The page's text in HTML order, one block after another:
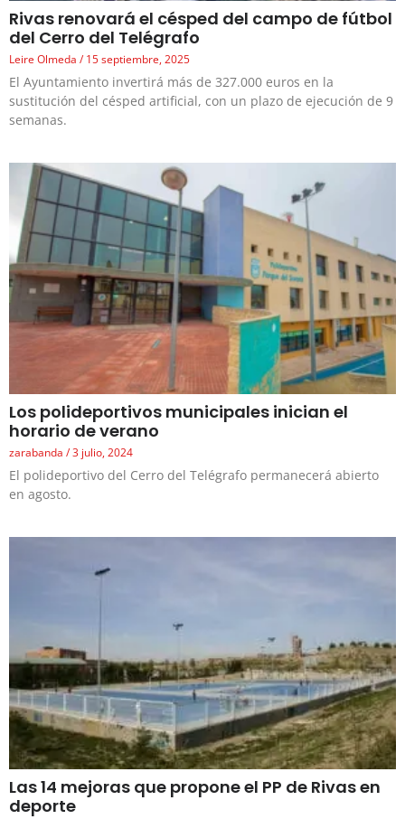
Rivas renovará el césped del campo de fútbol
del Cerro del Telégrafo
Leire Olmeda 15 septiembre, 2025
El Ayuntamiento invertirá más de 327.000 euros en la
sustitución del césped artificial, con un plazo de ejecución de 9
semanas.
Los polideportivos municipales inician el
horario de verano
zarabanda 3 julio, 2024
El polideportivo del Cerro del Telégrafo permanecerá abierto
en agosto.
Las 14 mejoras que propone el PP de Rivas en
deporte